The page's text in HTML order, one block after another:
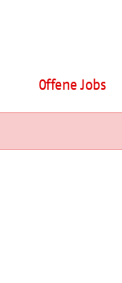
Offene Jobs